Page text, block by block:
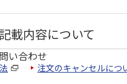
載内容について
い合わせ
注文のキャンセルにつ